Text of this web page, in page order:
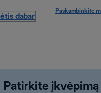
dabar
Paskambinkite
Patirkite